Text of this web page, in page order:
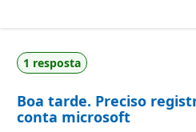
p
u
t
ç
ã
o
s
d
e
e
p
u
1 resposta
Boa tarde. Preciso
conta microsoft